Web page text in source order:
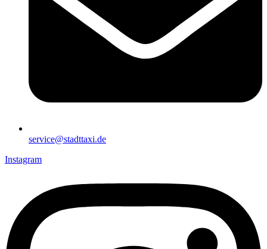
service@stadttaxi.de
Instagram